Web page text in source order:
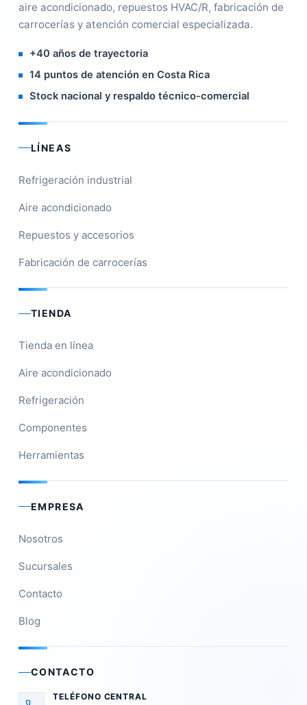
aire acondicionado, repuestos HVAC/R, fabricación de
carrocerías y atención comercial especializada.
+40 años de trayectoria
14 puntos de atención en Costa Rica
Stock nacional y respaldo técnico-comercial
LÍNEAS
Refrigeración industrial
Aire acondicionado
Repuestos y accesorios
Fabricación de carrocerías
TIENDA
Tienda en línea
Aire acondicionado
Refrigeración
Componentes
Herramientas
EMPRESA
Nosotros
Sucursales
Contacto
Blog
CONTACTO
TELÉFONO CENTRAL